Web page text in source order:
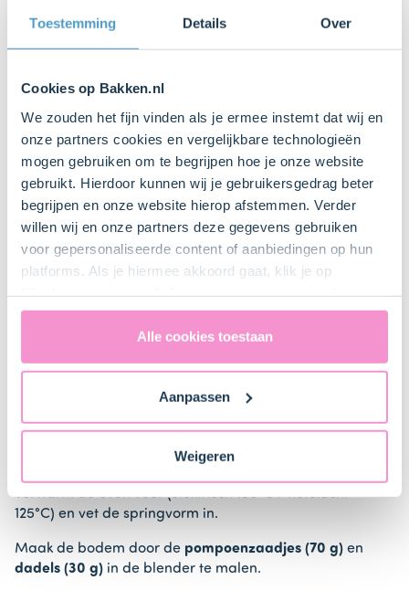
Toestemming Details Over
Cookies op Bakken.nl
We zouden het fijn vinden als je ermee instemt dat wij en
onze partners cookies en vergelijkbare technologieën
mogen gebruiken om te begrijpen hoe je onze website
gebruikt. Hierdoor kunnen wij je gebruikersgedrag beter
begrijpen en onze website hierop afstemmen. Verder
willen wij en onze partners deze gegevens gebruiken
voor gepersonaliseerde content of aanbiedingen op hun
platforms. Als je hiermee akkoord gaat, klik je op
uitdrukkelijk een eventuele gegevensoverdracht naar de
Verenigde Staten in de zin van artikel 49 AVG. Raadpleeg
ons
naar technology providers en partners in de Verenigde
Staten. Je kunt op elk moment van gedachten
Alle cookies toestaan
Aanpassen
Weigeren
Bestel dit product online
Zeefje
Bestel gemakkelijk en snel je bakproducten
bij ons zusjeDeLeuksteTaartenshop.
1. Voorbereiden
Verwarm de oven voor (elektrisch 150°C / hetelucht
125°C) en vet de springvorm in.
Maak de bodem door de pompoenzaadjes (70 g) en
dadels (30 g) in de blender te malen.